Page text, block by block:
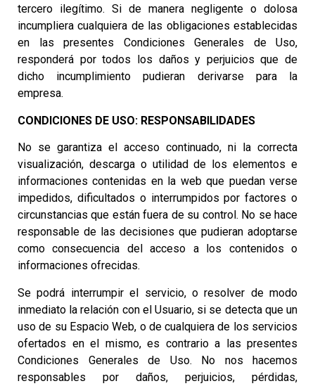
tercero ilegítimo. Si de manera negligente o dolosa
incumpliera cualquiera de las obligaciones establecidas
en las presentes Condiciones Generales de Uso,
responderá por todos los daños y perjuicios que de
dicho incumplimiento pudieran derivarse para la
empresa.
CONDICIONES DE USO: RESPONSABILIDADES
No se garantiza el acceso continuado, ni la correcta
visualización, descarga o utilidad de los elementos e
informaciones contenidas en la web que puedan verse
impedidos, dificultados o interrumpidos por factores o
circunstancias que están fuera de su control. No se hace
responsable de las decisiones que pudieran adoptarse
como consecuencia del acceso a los contenidos o
informaciones ofrecidas.
Se podrá interrumpir el servicio, o resolver de modo
inmediato la relación con el Usuario, si se detecta que un
uso de su Espacio Web, o de cualquiera de los servicios
ofertados en el mismo, es contrario a las presentes
Condiciones Generales de Uso. No nos hacemos
responsables por daños, perjuicios, pérdidas,